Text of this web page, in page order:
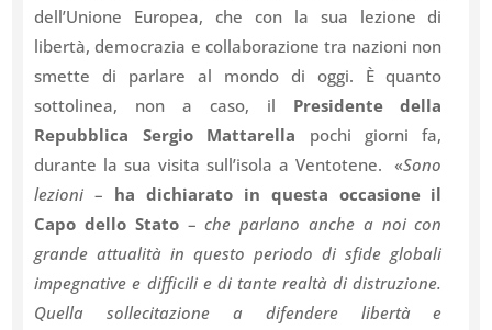
dell’Unione Europea, che con la sua lezione di
libertà, democrazia e collaborazione tra nazioni non
smette di parlare al mondo di oggi. È quanto
sottolinea, non a caso, il Presidente della
Repubblica Sergio Mattarella pochi giorni fa,
durante la sua visita sull’isola a Ventotene. «Sono
lezioni – ha dichiarato in questa occasione il
Capo dello Stato–che parlano anche a noi con
grande attualità in questo periodo di sfide globali
impegnative e difficili e di tante realtà di distruzione.
Quella sollecitazione a difendere libertà e